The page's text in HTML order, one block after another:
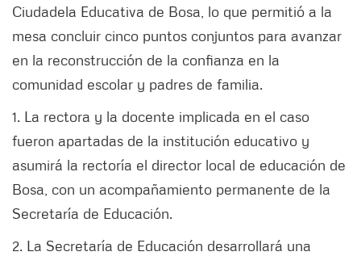
Ciudadela Educativa de Bosa, lo que permitió a la
mesa concluir cinco puntos conjuntos para avanzar
en la reconstrucción de la confianza en la
comunidad escolar y padres de familia.
1. La rectora y la docente implicada en el caso
fueron apartadas de la institución educativo y
asumirá la rectoría el director local de educación de
Bosa, con un acompañamiento permanente de la
Secretaría de Educación.
2. ⁠La Secretaría de Educación desarrollará una